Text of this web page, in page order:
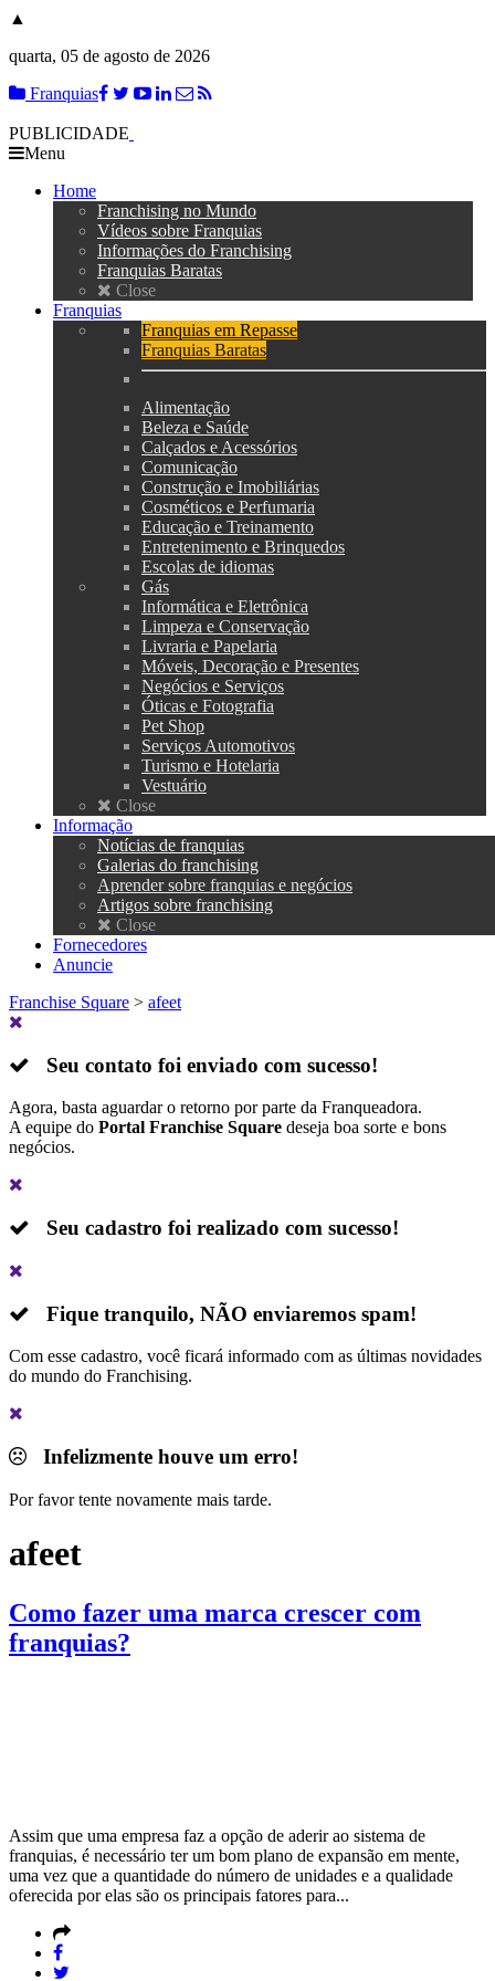
▲
quarta, 05 de agosto de 2026
Franquias
PUBLICIDADE
Menu
Home
Franchising no Mundo
Vídeos sobre Franquias
Informações do Franchising
Franquias Baratas
Close
Franquias
Franquias em Repasse
Franquias Baratas
Alimentação
Beleza e Saúde
Calçados e Acessórios
Comunicação
Construção e Imobiliárias
Cosméticos e Perfumaria
Educação e Treinamento
Entretenimento e Brinquedos
Escolas de idiomas
Gás
Informática e Eletrônica
Limpeza e Conservação
Livraria e Papelaria
Móveis, Decoração e Presentes
Negócios e Serviços
Óticas e Fotografia
Pet Shop
Serviços Automotivos
Turismo e Hotelaria
Vestuário
Close
Informação
Notícias de franquias
Galerias do franchising
Aprender sobre franquias e negócios
Artigos sobre franchising
Close
Fornecedores
Anuncie
Franchise Square > afeet
Seu contato foi enviado com sucesso!
Agora, basta aguardar o retorno por parte da Franqueadora.
A equipe do Portal Franchise Square deseja boa sorte e bons
negócios.
Seu cadastro foi realizado com sucesso!
Fique tranquilo, NÃO enviaremos spam!
Com esse cadastro, você ficará informado com as últimas novidades
do mundo do Franchising.
Infelizmente houve um erro!
Por favor tente novamente mais tarde.
afeet
Como fazer uma marca crescer com
franquias?
Assim que uma empresa faz a opção de aderir ao sistema de
franquias, é necessário ter um bom plano de expansão em mente,
uma vez que a quantidade do número de unidades e a qualidade
oferecida por elas são os principais fatores para...